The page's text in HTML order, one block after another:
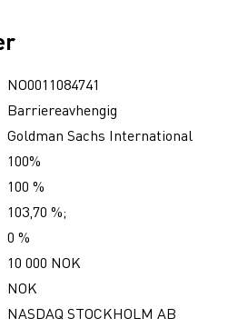
NO0011084741
Barriereavhengig
Goldman Sachs International
100%
100 %
103,70 %;
0 %
10 000 NOK
NOK
NASDAQ STOCKHOLM AB